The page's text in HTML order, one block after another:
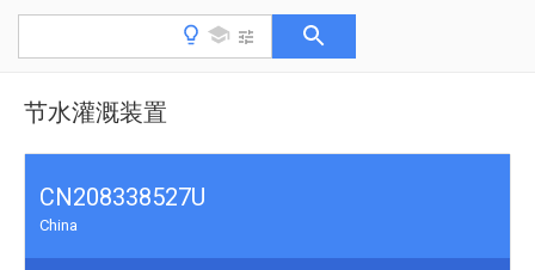
节水灌溉装置
CN208338527U
China